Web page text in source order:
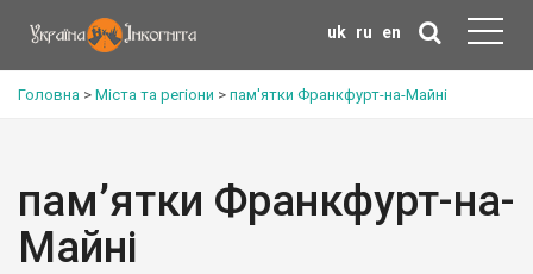
uk ru en
Головна > Міста та регіони > пам'ятки Франкфурт-на-Майні
пам’ятки Франкфурт-на-
Майні